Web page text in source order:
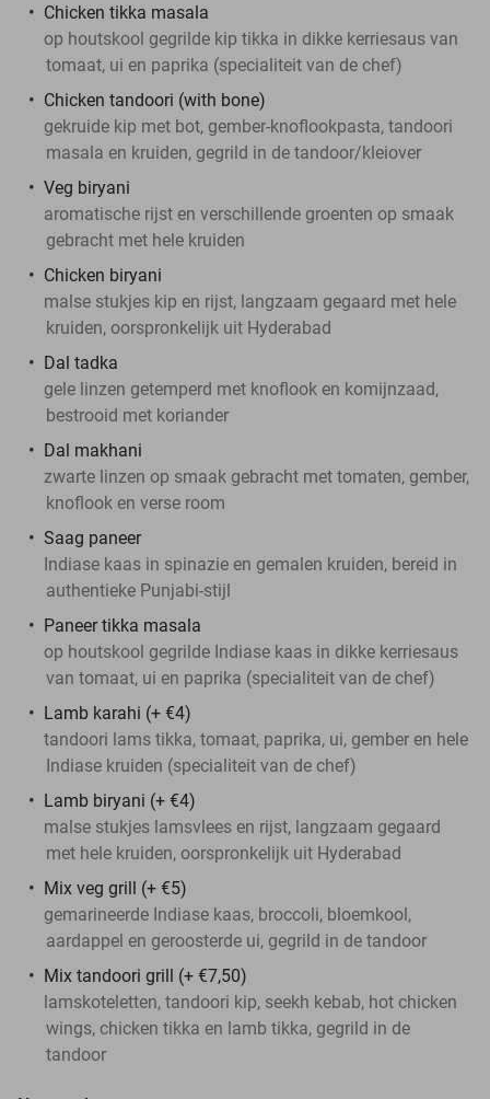
Chicken tikka masala
op houtskool gegrilde kip tikka in dikke kerriesaus van
tomaat, ui en paprika (specialiteit van de chef)
Chicken tandoori (with bone)
gekruide kip met bot, gember-knoflookpasta, tandoori
masala en kruiden, gegrild in de tandoor/kleiover
Veg biryani
aromatische rijst en verschillende groenten op smaak
gebracht met hele kruiden
Chicken biryani
malse stukjes kip en rijst, langzaam gegaard met hele
kruiden, oorspronkelijk uit Hyderabad
Dal tadka
gele linzen getemperd met knoflook en komijnzaad,
bestrooid met koriander
Dal makhani
zwarte linzen op smaak gebracht met tomaten, gember,
knoflook en verse room
Saag paneer
Indiase kaas in spinazie en gemalen kruiden, bereid in
authentieke Punjabi-stijl
Paneer tikka masala
op houtskool gegrilde Indiase kaas in dikke kerriesaus
van tomaat, ui en paprika (specialiteit van de chef)
Lamb karahi (+ €4)
tandoori lams tikka, tomaat, paprika, ui, gember en hele
Indiase kruiden (specialiteit van de chef)
Lamb biryani (+ €4)
malse stukjes lamsvlees en rijst, langzaam gegaard
met hele kruiden, oorspronkelijk uit Hyderabad
Mix veg grill (+ €5)
gemarineerde Indiase kaas, broccoli, bloemkool,
aardappel en geroosterde ui, gegrild in de tandoor
Mix tandoori grill (+ €7,50)
lamskoteletten, tandoori kip, seekh kebab, hot chicken
wings, chicken tikka en lamb tikka, gegrild in de
tandoor